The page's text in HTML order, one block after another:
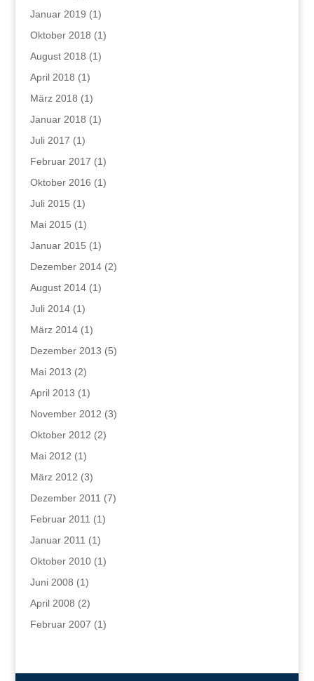
Januar 2019 (1)
Oktober 2018 (1)
August 2018 (1)
April 2018 (1)
März 2018 (1)
Januar 2018 (1)
Juli 2017 (1)
Februar 2017 (1)
Oktober 2016 (1)
Juli 2015 (1)
Mai 2015 (1)
Januar 2015 (1)
Dezember 2014(2)
August 2014(1)
Juli 2014(1)
März 2014(1)
Dezember 2013 (5)
Mai 2013 (2)
April 2013 (1)
November 2012 (3)
Oktober 2012 (2)
Mai 2012 (1)
März 2012 (3)
Dezember 2011 (7)
Februar 2011 (1)
Januar 2011 (1)
Oktober 2010(1)
Juni 2008 (1)
April 2008 (2)
Februar 2007 (1)